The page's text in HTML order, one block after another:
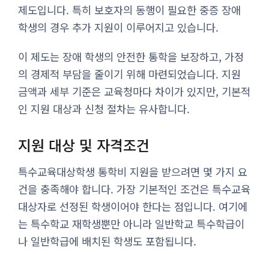
제도입니다. 특히 보호자의 동행이 필요한 중증 장애
학생의 경우 추가 지원이 이루어지고 있습니다.
이 제도는 장애 학생의 안전한 통학을 보장하고, 가정
의 경제적 부담을 줄이기 위해 마련되었습니다. 지원
금액과 세부 기준은 교육청마다 차이가 있지만, 기본적
인 지원 대상과 신청 절차는 유사합니다.
지원 대상 및 자격조건
특수교육대상학생 통학비 지원을 받으려면 몇 가지 요
건을 충족해야 합니다. 가장 기본적인 조건은 특수교육
대상자로 선정된 학생이어야 한다는 점입니다. 여기에
는 특수학교 재학생뿐만 아니라 일반학교 특수학급이
나 일반학급에 배치된 학생도 포함됩니다.